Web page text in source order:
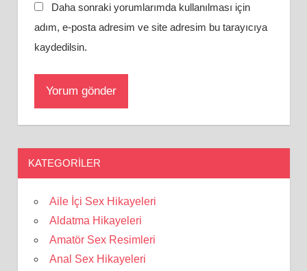
Daha sonraki yorumlarımda kullanılması için
adım, e-posta adresim ve site adresim bu tarayıcıya
kaydedilsin.
KATEGORILER
Aile İçi Sex Hikayeleri
Aldatma Hikayeleri
Amatör Sex Resimleri
Anal Sex Hikayeleri